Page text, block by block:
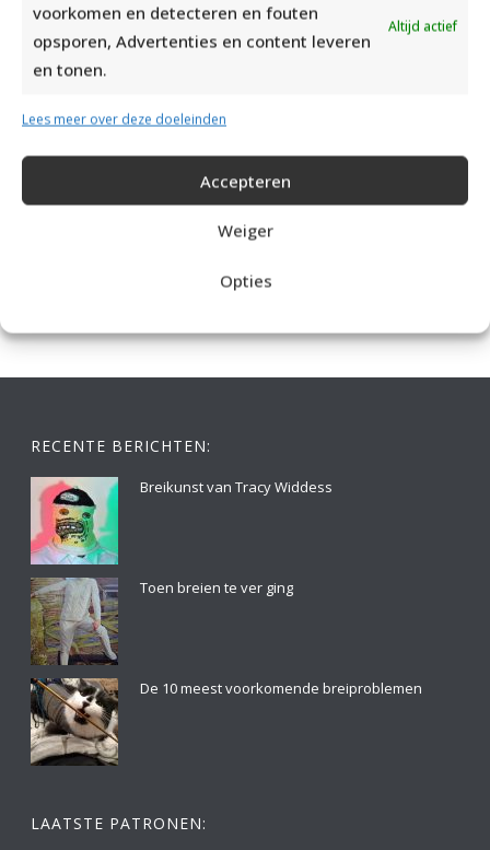
voorkomen en detecteren en fouten
opsporen, Advertenties en content leveren
en tonen.
Altijd actief
Lees meer over deze doeleinden
Accepteren
Weiger
Opties
RECENTE BERICHTEN:
Breikunst van Tracy Widdess
Toen breien te ver ging
De 10 meest voorkomende breiproblemen
LAATSTE PATRONEN: